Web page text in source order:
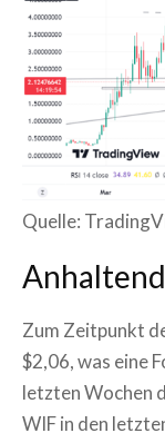
Quelle:
Zum Zeitpunkt
$2,06, was eine
letzten Wochen
WIF in den